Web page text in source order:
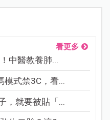
後，因為持續痛了一
醫，由旅行社查詢市區
大醫院，因為醫療資源